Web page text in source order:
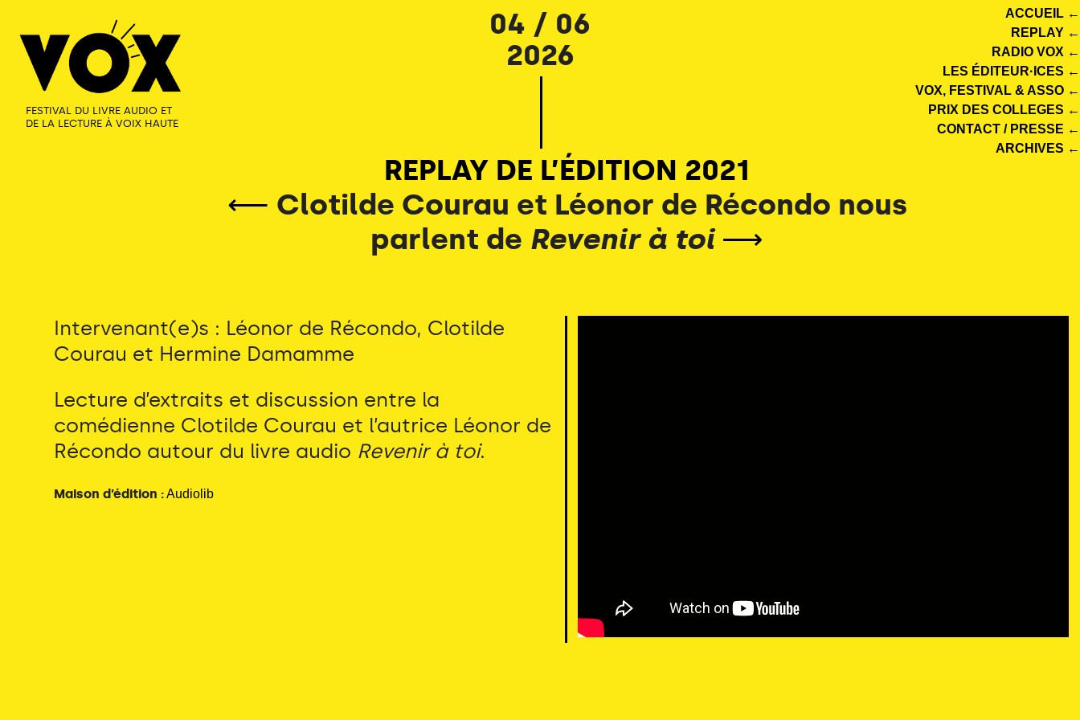
FESTIVAL DU LIVRE AUDIO ET
DE LA LECTURE À VOIX HAUTE
ACCUEIL ←
REPLAY ←
RADIO VOX ←
LES ÉDITEUR·ICES ←
VOX, FESTIVAL & ASSO ←
PRIX DES COLLEGES ←
CONTACT / PRESSE ←
ARCHIVES ←
04 / 06
2026
REPLAY DE L’ÉDITION 2021
⟵ Clotilde Courau et Léonor de Récondo nous
parlent de Revenir à toi ⟶
Intervenant(e)s : Léonor de Récondo, Clotilde
Courau et Hermine Damamme
Lecture d’extraits et discussion entre la
comédienne Clotilde Courau et l’autrice Léonor de
Récondo autour du livre audio Revenir à toi.
Maison d’édition :Audiolib